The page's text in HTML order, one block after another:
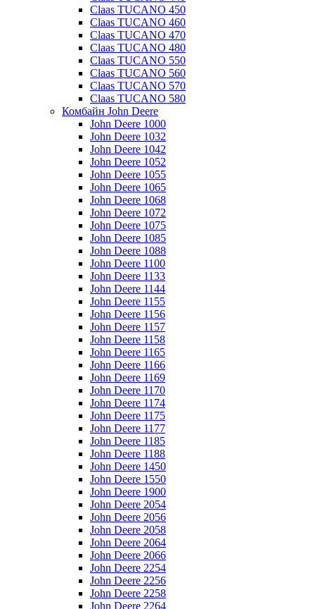
Claas TUCANO 450
Claas TUCANO 460
Claas TUCANO 470
Claas TUCANO 480
Claas TUCANO 550
Claas TUCANO 560
Claas TUCANO 570
Claas TUCANO 580
Комбайн John Deere
John Deere 1000
John Deere 1032
John Deere 1042
John Deere 1052
John Deere 1055
John Deere 1065
John Deere 1068
John Deere 1072
John Deere 1075
John Deere 1085
John Deere 1088
John Deere 1100
John Deere 1133
John Deere 1144
John Deere 1155
John Deere 1156
John Deere 1157
John Deere 1158
John Deere 1165
John Deere 1166
John Deere 1169
John Deere 1170
John Deere 1174
John Deere 1175
John Deere 1177
John Deere 1185
John Deere 1188
John Deere 1450
John Deere 1550
John Deere 1900
John Deere 2054
John Deere 2056
John Deere 2058
John Deere 2064
John Deere 2066
John Deere 2254
John Deere 2256
John Deere 2258
John Deere 2264